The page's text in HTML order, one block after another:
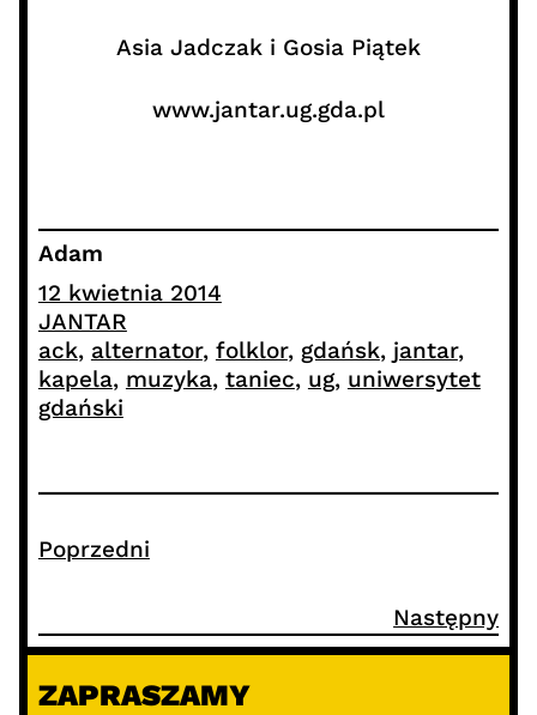
Asia Jadczak i Gosia Piątek
www.jantar.ug.gda.pl
Adam
12 kwietnia 2014
JANTAR
ack, alternator, folklor, gdańsk, jantar ,
kapela, muzyka, taniec, ug, uniwersytet
gdański
Poprzedni
Następny
ZAPRASZAMY